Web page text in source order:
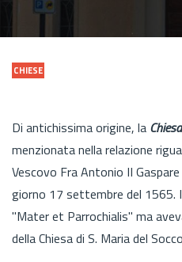
CHIESE
Di antichissima origine, la
menzionata nella relazione
Vescovo Fra Antonio II
giorno 17 settembre del 1565.
"Mater et Parrochialis" ma
della Chiesa di S. Maria del